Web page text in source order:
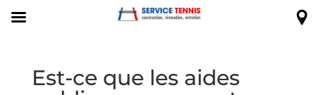
Est-ce que les aides